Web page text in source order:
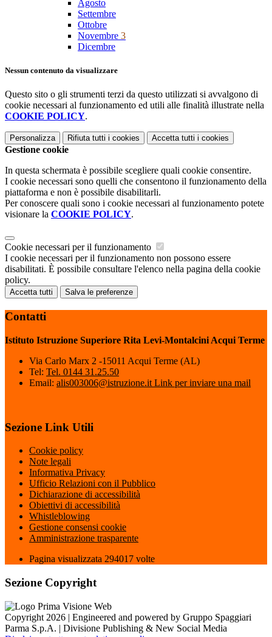
Agosto
Settembre
Ottobre
Novembre 3
Dicembre
Nessun contenuto da visualizzare
Questo sito o gli strumenti terzi da questo utilizzati si avvalgono di
cookie necessari al funzionamento ed utili alle finalità illustrate nella
COOKIE POLICY.
Personalizza Rifiuta tutti i cookies Accetta tutti i cookies
Gestione cookie
In questa schermata è possibile scegliere quali cookie consentire.
I cookie necessari sono quelli che consentono il funzionamento della
piattaforma e non è possibile disabilitarli.
Per conoscere quali sono i cookie necessari al funzionamento potete
visionare la COOKIE POLICY.
Cookie necessari per il funzionamento
I cookie necessari per il funzionamento non possono essere
disabilitati. È possibile consultare l'elenco nella pagina della cookie
policy.
Accetta tutti Salva le preferenze
Contatti
Istituto Istruzione Superiore Rita Levi-Montalcini Acqui Terme
Via Carlo Marx 2 -15011 Acqui Terme (AL)
Tel: Tel. 0144 31.25.50
Email: alis003006@istruzione.it Link per inviare una mail
Sezione Link Utili
Cookie policy
Note legali
Informativa Privacy
Ufficio Relazioni con il Pubblico
Dichiarazione di accessibilità
Obiettivi di accessibilità
Whistleblowing
Gestione consensi cookie
Amministrazione trasparente
Pagina visualizzata 294017 volte
Sezione Copyright
Copyright 2026 | Engineered and powered by Gruppo Spaggiari
Parma S.p.A. | Divisione Publishing & New Social Media